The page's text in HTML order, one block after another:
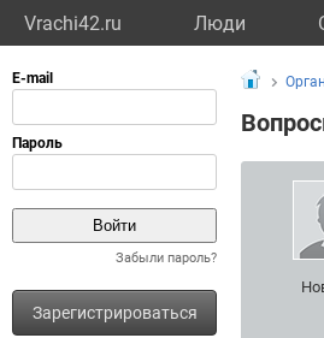
Vrachi42.ru Люди
Забыли пароль?
Зарегистрироваться